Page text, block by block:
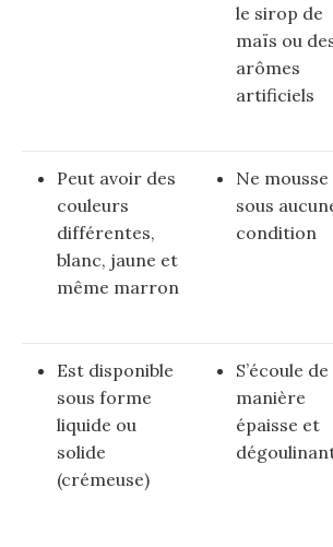
le sirop de
maïs ou
arômes
artificiels
Peut avoir des
couleurs
différentes,
blanc, jaune et
même marron
Ne mousse
sous
condition
Est disponible
sous forme
liquide ou
solide
(crémeuse)
S’écoule de
manière
épaisse et